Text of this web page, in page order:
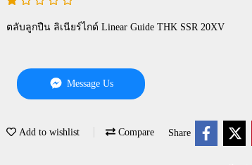
ตลับลูกปืน ลิเนียร์ไกด์ Linear Guide THK SSR 20XV
Message Us
Add to wishlist Compare Share